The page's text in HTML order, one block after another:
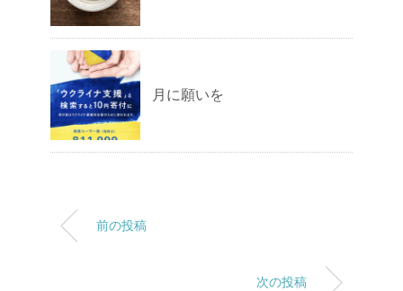
月に願いを
前の投稿
次の投稿